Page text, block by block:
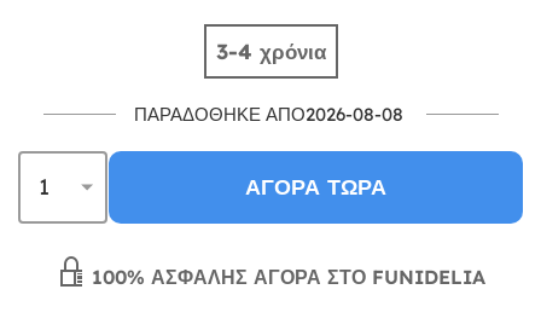
3-4 χρόνια
ΠΑΡΑΔΌΘΗΚΕ ΑΠΌ2026-08-08
ΑΓΟΡΆ ΤΏΡΑ
100% ΑΣΦΑΛΉΣ ΑΓΟΡΆ ΣΤΟ FUNIDELIA